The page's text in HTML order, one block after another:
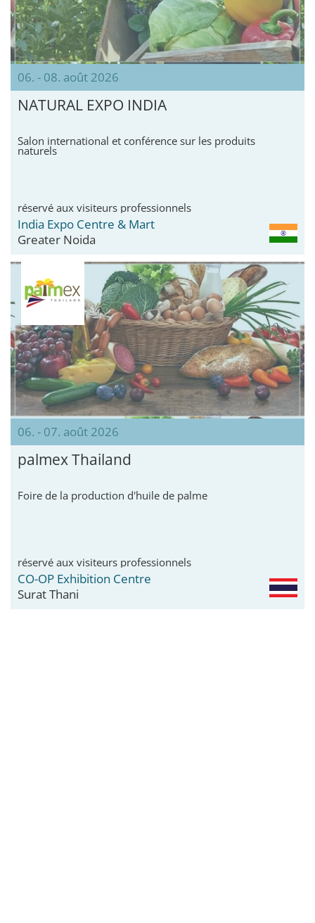
06. - 08. août 2026
NATURAL EXPO INDIA
Salon international et conférence sur les produits
naturels
réservé aux visiteurs professionnels
India Expo Centre & Mart
Greater Noida
06. - 07. août 2026
palmex Thailand
Foire de la production d'huile de palme
réservé aux visiteurs professionnels
CO-OP Exhibition Centre
Surat Thani